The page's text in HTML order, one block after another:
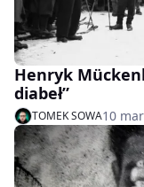
Henryk
diabeł”
TOMEK SOWA10